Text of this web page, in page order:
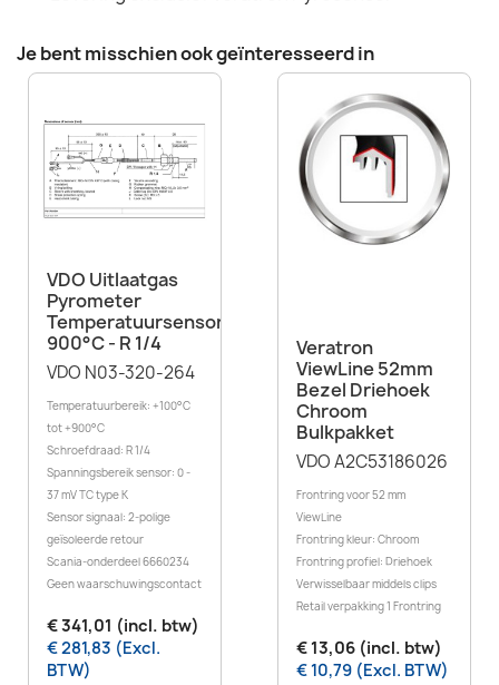
Je bent misschien ook geïnteresseerd in
VDO Uitlaatgas
Pyrometer
Temperatuursensor
900°C - R 1/4
VDO N03-320-264
Temperatuurbereik: +100°C
tot +900°C
Schroefdraad: R 1/4
Spanningsbereik sensor: 0 -
37 mV TC type K
Sensor signaal: 2-polige
geïsoleerde retour
Scania-onderdeel 6660234
Geen waarschuwingscontact
€ 341,01 (incl. btw)
€ 281,83 (Excl.
BTW)
Veratron
ViewLine 52mm
Bezel Driehoek
Chroom
Bulkpakket
VDO A2C53186026
Frontring voor 52 mm
ViewLine
Frontring kleur: Chroom
Frontring profiel: Driehoek
Verwisselbaar middels clips
Retail verpakking 1 Frontring
€ 13,06 (incl. btw)
€ 10,79 (Excl. BTW)